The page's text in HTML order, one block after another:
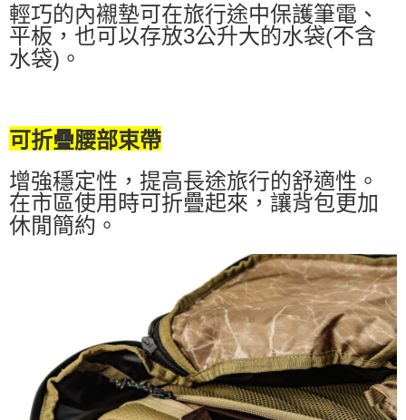
輕巧的內襯墊可在旅行途中保護筆電、
平板，也可以存放3公升大的水袋(不含
水袋)。
可折疊腰部束帶
增強穩定性，提高長途旅行的舒適性。
在市區使用時可折疊起來，讓背包更加
休閒簡約。